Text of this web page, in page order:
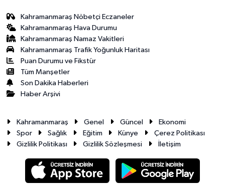
Kahramanmaraş Nöbetçi Eczaneler
Kahramanmaraş Hava Durumu
Kahramanmaraş Namaz Vakitleri
Kahramanmaraş Trafik Yoğunluk Haritası
Puan Durumu ve Fikstür
Tüm Manşetler
Son Dakika Haberleri
Haber Arşivi
Kahramanmaraş Genel Güncel
Ekonomi
Spor
Sağlık Eğitim Künye
Çerez Politikası
Gizlilik Politikası
Gizlilik Sözleşmesi İletişim